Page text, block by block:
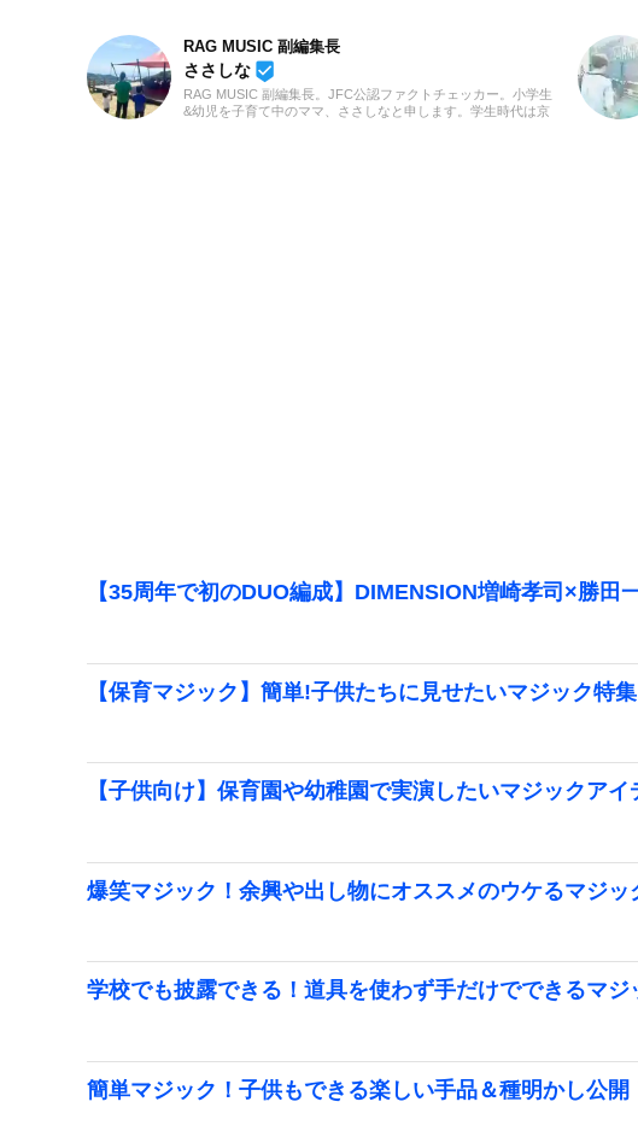
RAG MUSIC 副編集長
ささしな beenhere
RAG MUSIC 副編集長。JFC公認ファクトチェッカー。小学生
&幼児を子育て中のママ、ささしなと申します。学生時代は京
【35周年で初のDUO編成】DIMENSION増崎孝司×勝田
【保育マジック】簡単!子供たちに見せたいマジック特集
【子供向け】保育園や幼稚園で実演したいマジックアイ
爆笑マジック！余興や出し物にオススメのウケるマジッ
学校でも披露できる！道具を使わず手だけでできるマジ
簡単マジック！子供もできる楽しい手品＆種明かし公開